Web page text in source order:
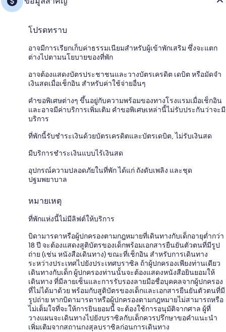
โปรดทราบ
อาจมีการเรียกเก็บค่าธรรมเนียมสำหรับผู้เข้าพักเสริม ซึ่งจะแตก
ต่างไปตามนโยบายของที่พัก
อาจต้องแสดงบัตรประชาชนและวางบัตรเครดิต เดบิต หรือมัดจำ
เงินสดเมื่อเช็กอิน สำหรับค่าใช้จ่ายอื่นๆ
คำขอพิเศษต่างๆ ขึ้นอยู่กับความพร้อมของทางโรงแรมเมื่อเช็กอิน
และอาจมีค่าบริการเพิ่มเติม คำขอพิเศษเหล่านี้ไม่รับประกันว่าจะมี
บริการ
ที่พักนี้รับชำระเงินด้วยบัตรเครดิตและบัตรเดบิต, ไม่รับเงินสด
มีบริการชำระเงินแบบไร้เงินสด
อุปกรณ์ความปลอดภัยในที่พัก ได้แก่ ถังดับเพลิง และชุด
ปฐมพยาบาล
หมายเหตุ
ที่พักแห่งนี้ไม่มีลิฟต์ให้บริการ
บิดามารดาหรือผู้ปกครองตามกฎหมายที่เดินทางกับเด็กอายุต่ำกว่า
18 ปี จะต้องแสดงสูติบัตรของเด็กพร้อมเอกสารยืนยันตัวตนที่มีรูป
ถ่าย (เช่น หนังสือเดินทาง) ขณะที่เช็กอิน สำหรับการเดินทาง
ระหว่างประเทศไปยังประเทศบราซิล ถ้าผู้ปกครองเพียงท่านเดียว
เดินทางกับเด็ก ผู้ปกครองท่านนั้นจะต้องแสดงหนังสือยินยอมให้
เดินทาง ที่มีลายเซ็นและการรับรองลายมือชื่อบุคคลจากผู้ปกครอง
ที่ไม่ได้มาด้วย พร้อมกับสูติบัตรของเด็กและเอกสารยืนยันตัวตนที่มี
รูปถ่าย หากบิดามารดาหรือผู้ปกครองตามกฎหมายไม่สามารถหรือ
ไม่เต็มใจที่จะให้การยินยอมนี้ จะต้องใช้การอนุมัติจากศาล ผู้ที่
วางแผนจะเดินทางไปยังบราซิลกับเด็กควรปรึกษาขอคำแนะนำ
เพิ่มเติมจากสถานกงสุลบราซิลก่อนการเดินทาง